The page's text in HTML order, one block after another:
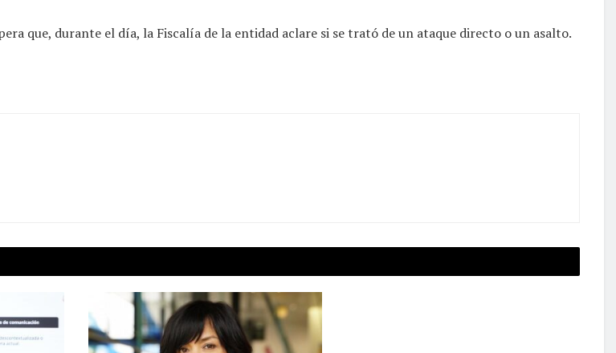
que, durante el día, la Fiscalía de la entidad aclare si se trató de un ataque directo o un asalto.